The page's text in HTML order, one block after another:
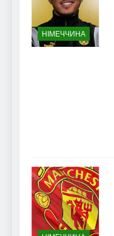
НІМЕЧЧИНА